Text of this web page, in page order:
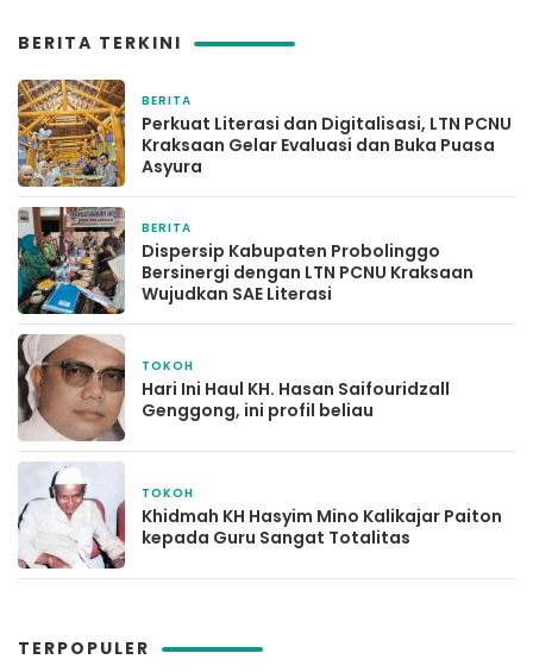
BERITA TERKINI
BERITA
Perkuat Literasi dan Digitalisasi, LTN PCNU
Kraksaan Gelar Evaluasi dan Buka Puasa
Asyura
BERITA
Dispersip Kabupaten Probolinggo
Bersinergi dengan LTN PCNU Kraksaan
Wujudkan SAE Literasi
TOKOH
Hari Ini Haul KH. Hasan Saifouridzall
Genggong, ini profil beliau
TOKOH
Khidmah KH Hasyim Mino Kalikajar Paiton
kepada Guru Sangat Totalitas
TERPOPULER